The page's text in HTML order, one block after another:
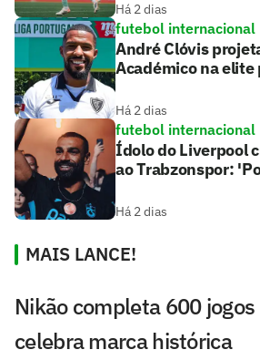
Há 2 dias
futebol internacional
André Clóvis
Académico na
Há 2 dias
futebol internacional
Ídolo do Liverpool
ao Trabzonspor:
Há 2 dias
MAIS LANCE!
Nikão completa 600
celebra marca histórica